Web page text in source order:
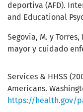
deportiva (AFD).
and Educational
Segovia, M. y
mayor y cuidado
Services & HHSS
Americans.
https://health.gov/